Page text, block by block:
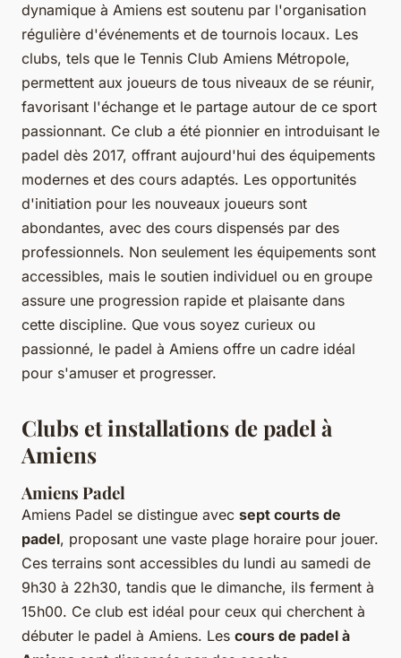
dynamique à Amiens est soutenu par l'organisation
régulière d'événements et de tournois locaux. Les
clubs, tels que le Tennis Club Amiens Métropole,
permettent aux joueurs de tous niveaux de se réunir,
favorisant l'échange et le partage autour de ce sport
passionnant. Ce club a été pionnier en introduisant le
padel dès 2017, offrant aujourd'hui des équipements
modernes et des cours adaptés. Les opportunités
d'initiation pour les nouveaux joueurs sont
abondantes, avec des cours dispensés par des
professionnels. Non seulement les équipements sont
accessibles, mais le soutien individuel ou en groupe
assure une progression rapide et plaisante dans
cette discipline. Que vous soyez curieux ou
passionné, le padel à Amiens offre un cadre idéal
pour s'amuser et progresser.
Clubs et installations de padel à
Amiens
Amiens Padel
Amiens Padel se distingue avec sept courts de
padel, proposant une vaste plage horaire pour jouer.
Ces terrains sont accessibles du lundi au samedi de
9h30 à 22h30, tandis que le dimanche, ils ferment à
15h00. Ce club est idéal pour ceux qui cherchent à
débuter le padel à Amiens. Les cours de padel à